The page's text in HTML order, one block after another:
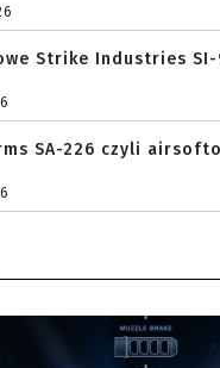
Strike Industries SI-
SA-226 czyli